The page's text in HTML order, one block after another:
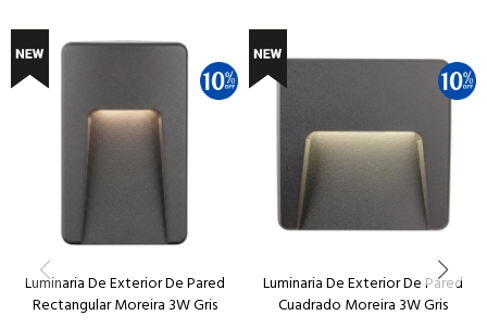
Luminaria De Exterior De Pared
Rectangular Moreira 3W Gris
Luminaria De Exterior De Pared
Cuadrado Moreira 3W Gris